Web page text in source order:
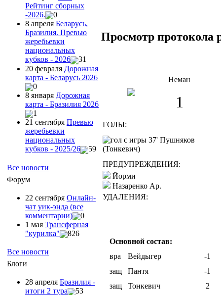
Рейтинг сборных
-2026.
0
8 апреля Беларусь,
Бразилия. Превью
жеребьевки
национальных
кубков - 2026
31
20 февраля Дорожная
карта - Беларусь 2026
0
8 января Дорожная
карта - Бразилия 2026
1
21 сентября Превью
жеребьевки
национальных
кубков - 2025/26
59
Все новости
Форум
22 сентября Онлайн-
чат уик-энда (все
комментарии)
0
1 мая Трансферная
"курилка"
826
Все новости
Блоги
28 апреля Бразилия -
итоги 2 тура
53
Просмотр протокола
Неман
1
ГОЛЫ:
37' Пушняков
(Тонкевич)
ПРЕДУПРЕЖДЕНИЯ:
Йорми
Назаренко Ар.
УДАЛЕНИЯ:
Основной состав:
вра
Вейдыгер
-1
защ
Пантя
-1
защ
Тонкевич 2